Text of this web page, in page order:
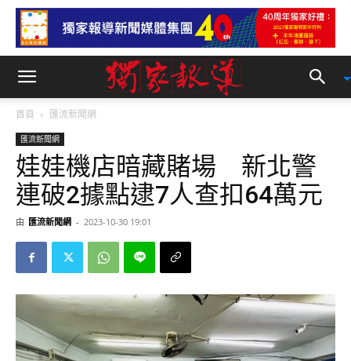
首頁 匯流新聞網
匯流新聞網
娃娃機店暗藏賭場 新北警
連破2據點逮7人查扣64萬元
由 匯流新聞網 - 2023-10-30 19:01